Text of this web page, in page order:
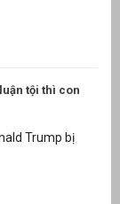
tội thì con
Trump bị